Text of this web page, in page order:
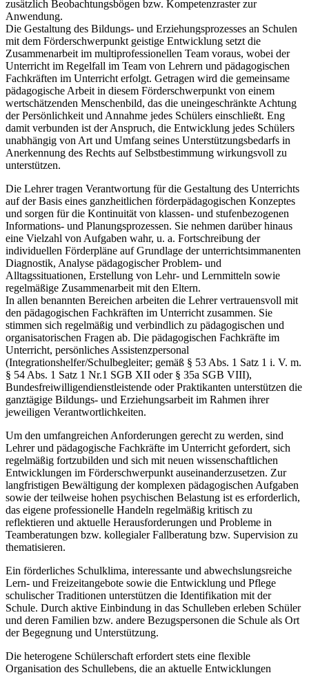
zusätzlich Beobachtungsbögen bzw. Kompetenzraster zur
Anwendung.
Die Gestaltung des Bildungs- und Erziehungsprozesses an Schulen
mit dem Förderschwerpunkt geistige Entwicklung setzt die
Zusammenarbeit im multiprofessionellen Team voraus, wobei der
Unterricht im Regelfall im Team von Lehrern und pädagogischen
Fachkräften im Unterricht erfolgt. Getragen wird die gemeinsame
pädagogische Arbeit in diesem Förderschwerpunkt von einem
wertschätzenden Menschenbild, das die uneingeschränkte Achtung
der Persönlichkeit und Annahme jedes Schülers einschließt. Eng
damit verbunden ist der Anspruch, die Entwicklung jedes Schülers
unabhängig von Art und Umfang seines Unterstützungsbedarfs in
Anerkennung des Rechts auf Selbstbestimmung wirkungsvoll zu
unterstützen.
Die Lehrer tragen Verantwortung für die Gestaltung des Unterrichts
auf der Basis eines ganzheitlichen förderpädagogischen Konzeptes
und sorgen für die Kontinuität von klassen- und stufenbezogenen
Informations- und Planungsprozessen. Sie nehmen darüber hinaus
eine Vielzahl von Aufgaben wahr, u. a. Fortschreibung der
individuellen Förderpläne auf Grundlage der unterrichtsimmanenten
Diagnostik, Analyse pädagogischer Problem- und
Alltagssituationen, Erstellung von Lehr- und Lernmitteln sowie
regelmäßige Zusammenarbeit mit den Eltern.
In allen benannten Bereichen arbeiten die Lehrer vertrauensvoll mit
den pädagogischen Fachkräften im Unterricht zusammen. Sie
stimmen sich regelmäßig und verbindlich zu pädagogischen und
organisatorischen Fragen ab. Die pädagogischen Fachkräfte im
Unterricht, persönliches Assistenzpersonal
(Integrationshelfer/Schulbegleiter; gemäß § 53 Abs. 1 Satz 1 i. V. m.
§ 54 Abs. 1 Satz 1 Nr.1 SGB XII oder § 35a SGB VIII),
Bundesfreiwilligendienstleistende oder Praktikanten unterstützen die
ganztägige Bildungs- und Erziehungsarbeit im Rahmen ihrer
jeweiligen Verantwortlichkeiten.
Um den umfangreichen Anforderungen gerecht zu werden, sind
Lehrer und pädagogische Fachkräfte im Unterricht gefordert, sich
regelmäßig fortzubilden und sich mit neuen wissenschaftlichen
Entwicklungen im Förderschwerpunkt auseinanderzusetzen. Zur
langfristigen Bewältigung der komplexen pädagogischen Aufgaben
sowie der teilweise hohen psychischen Belastung ist es erforderlich,
das eigene professionelle Handeln regelmäßig kritisch zu
reflektieren und aktuelle Herausforderungen und Probleme in
Teamberatungen bzw. kollegialer Fallberatung bzw. Supervision zu
thematisieren.
Ein förderliches Schulklima, interessante und abwechslungsreiche
Lern- und Freizeitangebote sowie die Entwicklung und Pflege
schulischer Traditionen unterstützen die Identifikation mit der
Schule. Durch aktive Einbindung in das Schulleben erleben Schüler
und deren Familien bzw. andere Bezugspersonen die Schule als Ort
der Begegnung und Unterstützung.
Die heterogene Schülerschaft erfordert stets eine flexible
Organisation des Schullebens, die an aktuelle Entwicklungen